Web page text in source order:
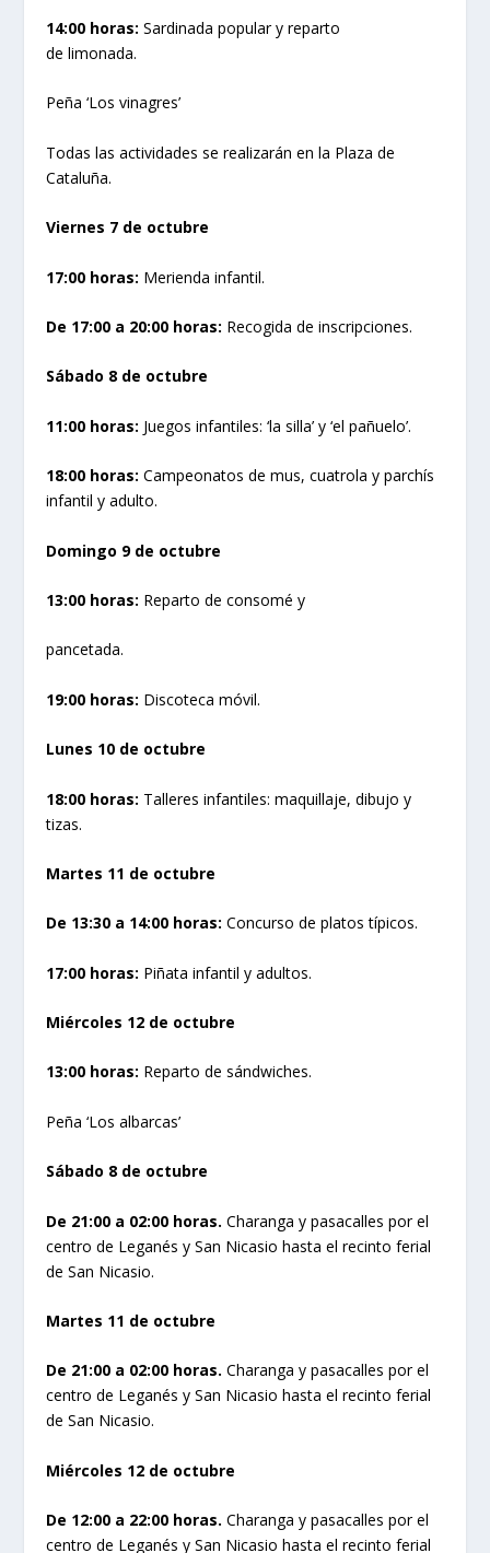
14:00 horas: Sardinada popular y reparto
de limonada.
Peña ‘Los vinagres’
Todas las actividades se realizarán en la Plaza de
Cataluña.
Viernes 7 de octubre
17:00 horas: Merienda infantil.
De 17:00 a 20:00 horas: Recogida de inscripciones.
Sábado 8 de octubre
11:00 horas: Juegos infantiles: ‘la silla’ y ‘el pañuelo’.
18:00 horas: Campeonatos de mus, cuatrola y parchís
infantil y adulto.
Domingo 9 de octubre
13:00 horas: Reparto de consomé y
pancetada.
19:00 horas: Discoteca móvil.
Lunes 10 de octubre
18:00 horas: Talleres infantiles: maquillaje, dibujo y
tizas.
Martes 11 de octubre
De 13:30 a 14:00 horas: Concurso de platos típicos.
17:00 horas: Piñata infantil y adultos.
Miércoles 12 de octubre
13:00 horas: Reparto de sándwiches.
Peña ‘Los albarcas’
Sábado 8 de octubre
De 21:00 a 02:00 horas. Charanga y pasacalles por el
centro de Leganés y San Nicasio hasta el recinto ferial
de San Nicasio.
Martes 11 de octubre
De 21:00 a 02:00 horas. Charanga y pasacalles por el
centro de Leganés y San Nicasio hasta el recinto ferial
de San Nicasio.
Miércoles 12 de octubre
De 12:00 a 22:00 horas. Charanga y pasacalles por el
centro de Leganés y San Nicasio hasta el recinto ferial